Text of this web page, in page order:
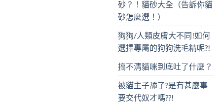
砂？！貓砂大全（告訴你貓
砂怎麼選！）
狗狗/人類皮膚大不同!如何
選擇專屬的狗狗洗毛精呢?!
搞不清貓咪到底吐了什麼？
被貓主子舔了?是有甚麼事
要交代奴才嗎??!